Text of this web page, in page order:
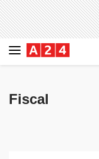
Fiscal